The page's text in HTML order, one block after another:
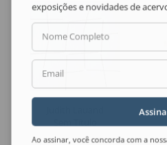
exposições e novidades de
Nome Completo
Email
Ao assinar, você concorda com a